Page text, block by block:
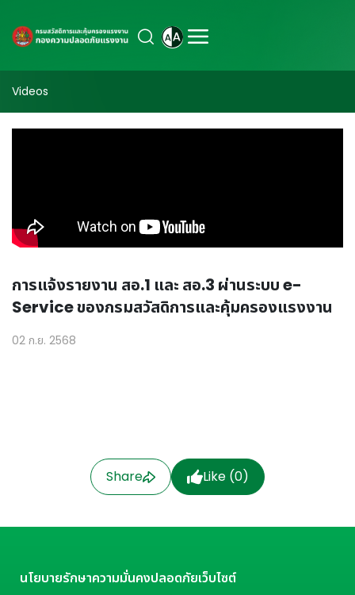
Videos
การแจ้งรายงาน สอ.1 และ สอ.3 ผ่านระบบ e-
Service ของกรมสวัสดิการและคุ้มครองแรงงาน
02 ก.ย. 2568
Share Like (0)
นโยบายรักษาความมั่นคงปลอดภัยเว็บไซต์